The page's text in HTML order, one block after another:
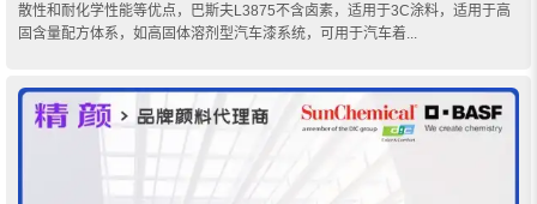
散性和耐化学性能等优点，巴斯夫L3875不含卤素，适用于3C涂料，适用于高
固含量配方体系，如高固体溶剂型汽车漆系统，可用于汽车着...